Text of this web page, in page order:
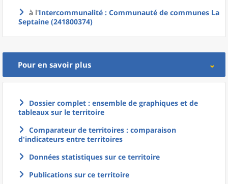
à l'Intercommunalité : Communauté de communes La
Septaine (241800374)
Pour en savoir plus
Dossier complet : ensemble de graphiques et de
tableaux sur le territoire
Comparateur de territoires : comparaison
d'indicateurs entre territoires
Données statistiques sur ce territoire
Publications sur ce territoire